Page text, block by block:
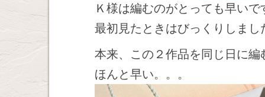
Ｋ様は編むのがとっても早いで
最初見たときはびっくりしまし
本来、この２作品を同じ日に
ほんと早い。。。